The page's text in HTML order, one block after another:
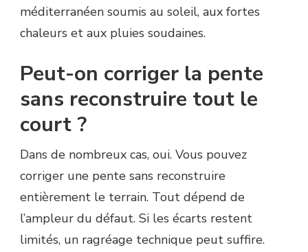
méditerranéen soumis au soleil, aux fortes
chaleurs et aux pluies soudaines.
Peut-on corriger la pente
sans reconstruire tout le
court ?
Dans de nombreux cas, oui. Vous pouvez
corriger une pente sans reconstruire
entièrement le terrain. Tout dépend de
l’ampleur du défaut. Si les écarts restent
limités, un ragréage technique peut suffire.